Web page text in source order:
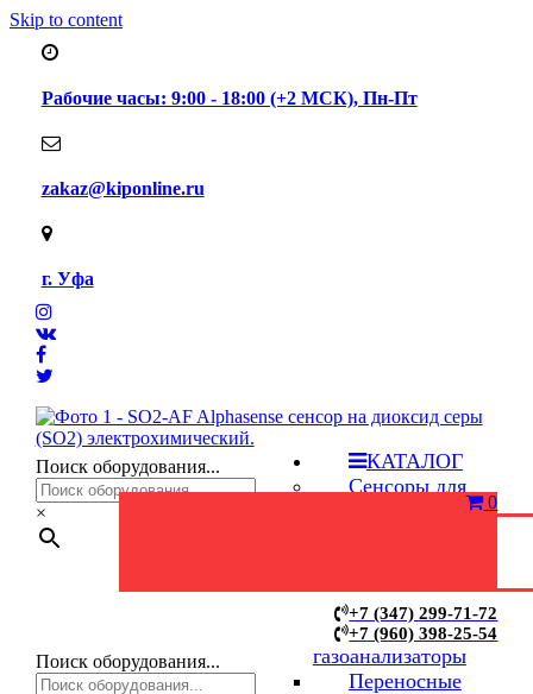
Skip to content
Рабочие часы: 9:00 - 18:00 (+2 МСК), Пн-Пт
zakaz@kiponline.ru
г. Уфа
Поиск оборудования...
×
0
+7 (347) 299-71-72
+7 (960) 398-25-54
Поиск оборудования...
КАТАЛОГ
Сенсоры для
газоанализаторов
газоанализаторы
Переносные